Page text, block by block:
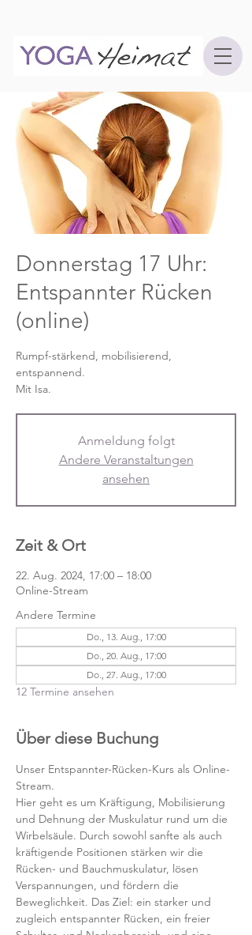
Donnerstag 17 Uhr:
Entspannter Rücken
(online)
Rumpf-stärkend, mobilisierend,
entspannend.
Mit Isa.
Anmeldung folgt
Andere Veranstaltungen
ansehen
Zeit & Ort
22. Aug. 2024, 17:00 – 18:00
Online-Stream
Andere Termine
Do., 13. Aug., 17:00
Do., 20. Aug., 17:00
Do., 27. Aug., 17:00
12 Termine ansehen
Über diese Buchung
Unser Entspannter-Rücken-Kurs als Online-
Stream.
Hier geht es um Kräftigung, Mobilisierung
und Dehnung der Muskulatur rund um die
Wirbelsäule. Durch sowohl sanfte als auch
kräftigende Positionen stärken wir die
Rücken- und Bauchmuskulatur, lösen
Verspannungen, und fördern die
Beweglichkeit. Das Ziel: ein starker und
zugleich entspannter Rücken, ein freier